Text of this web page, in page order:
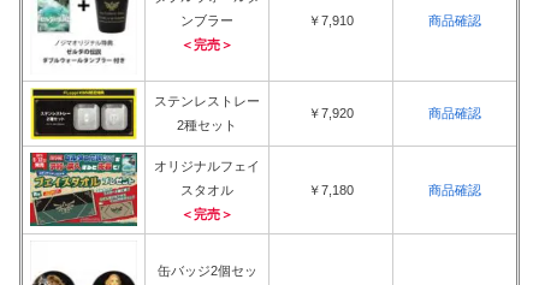
ンブラー
＜完売＞
￥7,910 商品確認
ステンレストレー
2種セット
￥7,920 商品確認
オリジナルフェイ
スタオル
＜完売＞
￥7,180 商品確認
缶バッジ2個セッ